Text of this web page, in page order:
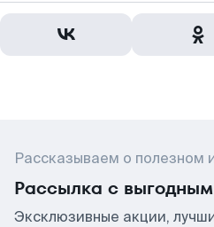
Рассказываем о полезном
Рассылка с
Эксклюзивные акции,